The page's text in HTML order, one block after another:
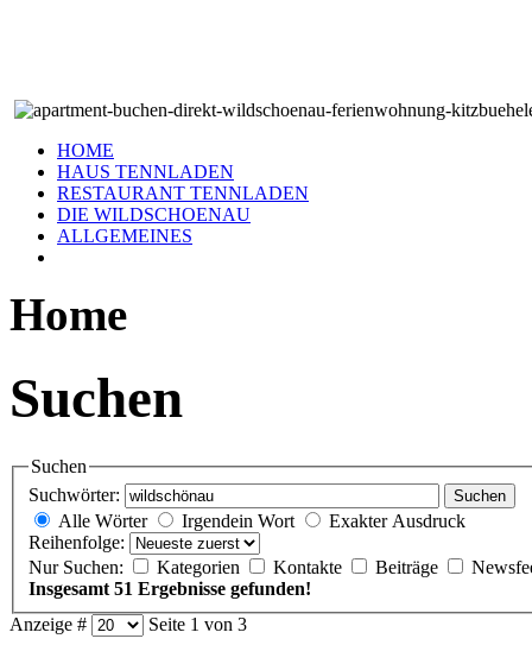
HOME
HAUS TENNLADEN
RESTAURANT TENNLADEN
DIE WILDSCHOENAU
ALLGEMEINES
Home
Suchen
Suchen
Suchwörter:
Suchen
Alle Wörter Irgendein Wort
Exakter Ausdruck
Reihenfolge:
Nur Suchen:
Kategorien Kontakte Beiträge
Insgesamt 51 Ergebnisse gefunden!
Anzeige #
Seite 1 von 3